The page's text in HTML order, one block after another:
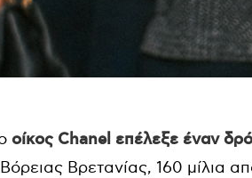
οίκος Chanel επέλεξε έναν
Βρετανίας, 160 μίλια